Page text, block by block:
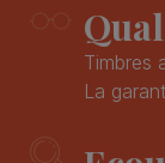
Timbres
La